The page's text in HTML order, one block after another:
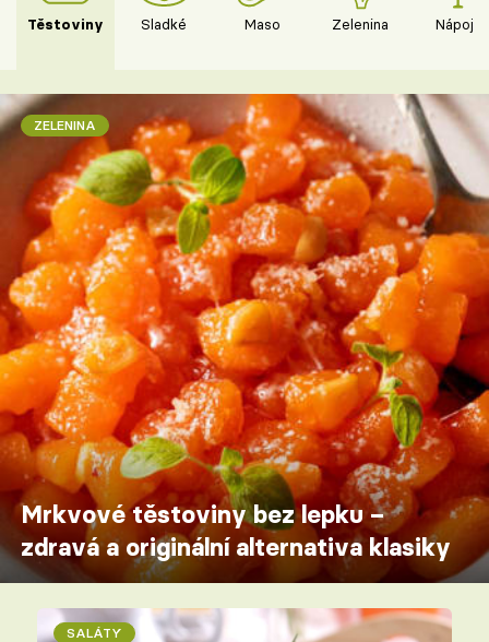
Těstoviny Sladké Maso Zelenina Nápoje
ZELENINA
Mrkvové těstoviny bez lepku –
zdravá a originální alternativa klasiky
SALÁTY